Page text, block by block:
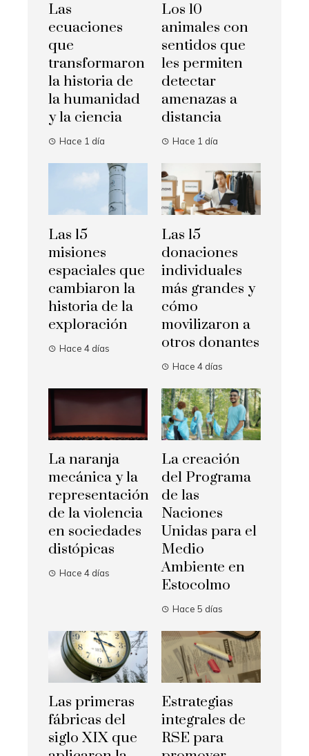
Las
ecuaciones
que
transformaron
la historia de
la humanidad
y la ciencia
Hace 1 día
Los 10
animales con
sentidos que
les permiten
detectar
amenazas a
distancia
Hace 1 día
Las 15
misiones
espaciales que
cambiaron la
historia de la
exploración
Hace 4 días
Las 15
donaciones
individuales
más grandes y
cómo
movilizaron a
otros donantes
Hace 4 días
La naranja
mecánica y la
representación
de la violencia
en sociedades
distópicas
Hace 4 días
La creación
del Programa
de las
Naciones
Unidas para el
Medio
Ambiente en
Estocolmo
Hace 5 días
Las primeras
fábricas del
siglo XIX que
Estrategias
integrales de
RSE para